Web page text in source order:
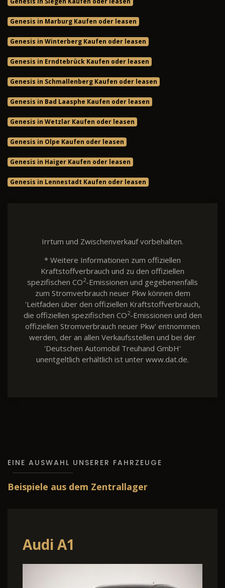
Genesis in Marburg Kaufen oder leasen
Genesis in Winterberg Kaufen oder leasen
Genesis in Erndtebrück Kaufen oder leasen
Genesis in Schmallenberg Kaufen oder leasen
Genesis in Bad Laasphe Kaufen oder leasen
Genesis in Wetzlar Kaufen oder leasen
Genesis in Olpe Kaufen oder leasen
Genesis in Haiger Kaufen oder leasen
Genesis in Lennestadt Kaufen oder leasen
Irrtum und Zwischenverkauf vorbehalten.
* Weitere Informationen zum offiziellen
Kraftstoffverbrauch und zu den offiziellen
spezifischen CO2-Emissionen und gegebenenfalls
zum Stromverbrauch neuer Pkw können dem
'Leitfaden über den offiziellen Kraftstoffverbrauch,
die offiziellen spezifischen CO2-Emissionen und den
offiziellen Stromverbrauch neuer Pkw' entnommen
werden, der an allen Verkaufsstellen und bei der
'Deutschen Automobil Treuhand GmbH'
unentgeltlich erhältlich ist unter www.dat.de.
EINE AUSWAHL UNSERER FAHRZEUGE
Beispiele aus dem Zentrallager